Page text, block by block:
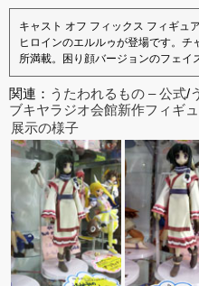
キャスト オフ フィックス フィギュ
ヒロインのエルルゥが登場です。チ
所満載。困り顔バージョンのフェイ
関連： うたわれるもの – 公式/
ブキヤラジオ会館新作フィギ
展示の様子